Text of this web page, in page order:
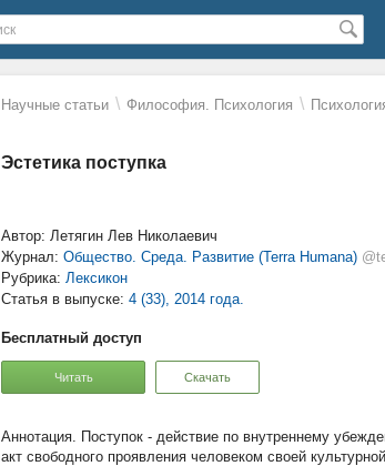
Научные статьи \ Философия. Психология \
Эстетика поступка
Автор: Летягин Лев Николаевич
Журнал: Общество. Среда. Развитие (Terra Humana)
Рубрика: Лексикон
Статья в выпуске: 4 (33), 2014 года.
Бесплатный доступ
Читать Скачать
Поступок - действие по внутреннему
акт свободного проявления человеком своей